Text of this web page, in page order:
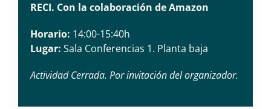
RECI. Con la colaboración de Amazon
Horario: 14:00-15:40h
Lugar: Sala Conferencias 1. Planta baja
Actividad Cerrada. Por invitación del organizador.